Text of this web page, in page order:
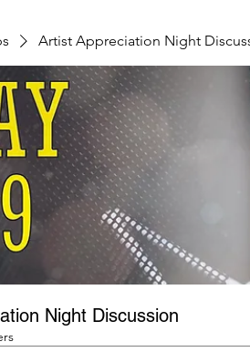
Artist Appreciation Night
Night Discussion